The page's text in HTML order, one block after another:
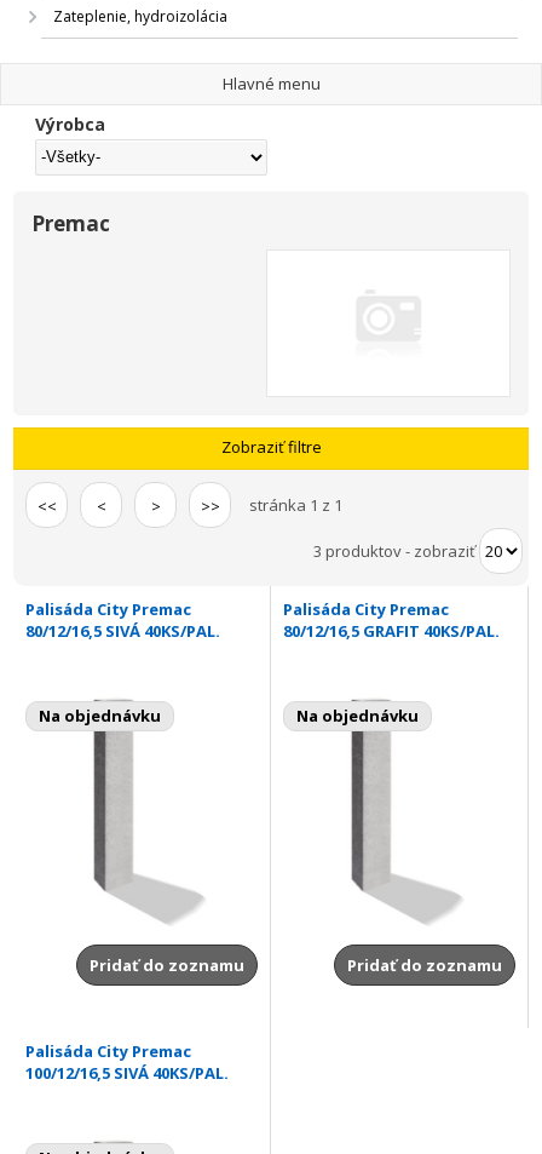
Zateplenie, hydroizolácia
Hlavné menu
Výrobca
Premac
Zobraziť filtre
<< < > >> stránka 1 z 1
3 produktov- zobraziť
Palisáda City Premac
80/12/16,5 SIVÁ 40KS/PAL.
Na objednávku
Pridať do zoznamu
Palisáda City Premac
80/12/16,5 GRAFIT 40KS/PAL.
Na objednávku
Pridať do zoznamu
Palisáda City Premac
100/12/16,5 SIVÁ 40KS/PAL.